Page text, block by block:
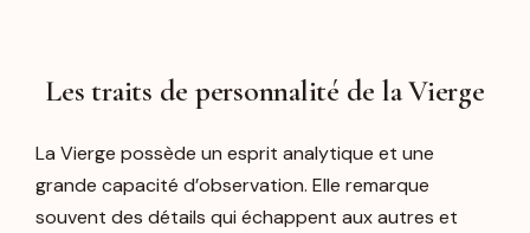
Les traits de personnalité de la Vierge
La Vierge possède un esprit analytique et une
grande capacité d’observation. Elle remarque
souvent des détails qui échappent aux autres et